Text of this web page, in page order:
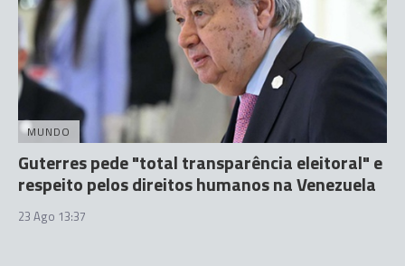
MUNDO
Guterres pede "total transparência eleitoral" e
respeito pelos direitos humanos na Venezuela
23 Ago 13:37